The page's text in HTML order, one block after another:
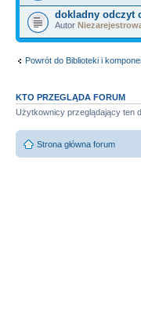
dokladny odczyt
Autor
Powrót do Biblioteki i
KTO PRZEGLĄDA FORUM
Użytkownicy przeglądający ten
Strona główna forum